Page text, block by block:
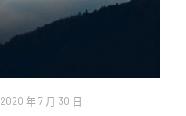
2020 年 7 月 30 日